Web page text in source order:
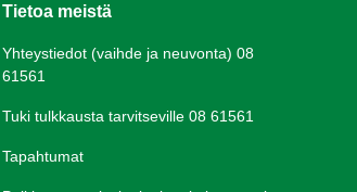
Tietoa meistä
Yhteystiedot (vaihde ja neuvonta) 08
61561
Tuki tulkkausta tarvitseville 08 61561
Tapahtumat